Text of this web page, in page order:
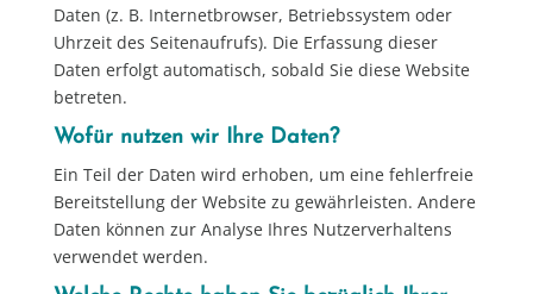
Daten (z. B. Internetbrowser, Betriebssystem oder
Uhrzeit des Seitenaufrufs). Die Erfassung dieser
Daten erfolgt automatisch, sobald Sie diese Website
betreten.
Wofür nutzen wir Ihre Daten?
Ein Teil der Daten wird erhoben, um eine fehlerfreie
Bereitstellung der Website zu gewährleisten. Andere
Daten können zur Analyse Ihres Nutzerverhaltens
verwendet werden.